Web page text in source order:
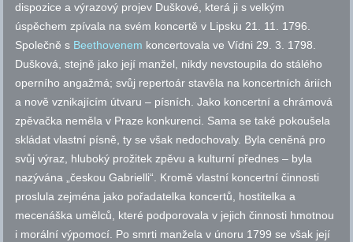
dispozice a výrazový projev Duškové, která ji s velkým
úspěchem zpívala na svém koncertě v Lipsku 21. 11. 1796.
Společně s Beethovenem koncertovala ve Vídni 29. 3. 1798.
Dušková, stejně jako její manžel, nikdy nevstoupila do stálého
operního angažmá; svůj repertoár stavěla na koncertních áriích
a nově vznikajícím útvaru – písních. Jako koncertní a chrámová
zpěvačka neměla v Praze konkurenci. Sama se také pokoušela
skládat vlastní písně, ty se však nedochovaly. Byla ceněná pro
svůj výraz, hluboký prožitek zpěvu a kulturní přednes – byla
nazývána „českou Gabrielli“. Kromě vlastní koncertní činnosti
proslula zejména jako pořadatelka koncertů, hostitelka a
mecenáška umělců, které podporovala v jejich činnosti hmotnou
i morální výpomocí. Po smrti manžela v únoru 1799 se však její